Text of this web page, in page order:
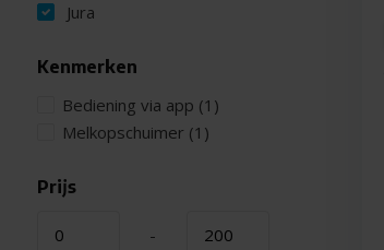
Jura
Kenmerken
Bediening via app (1)
Melkopschuimer (1)
Prijs
-